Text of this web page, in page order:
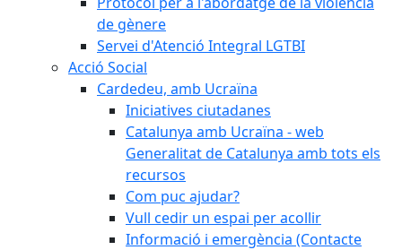
de gènere
Servei d'Atenció Integral LGTBI
Acció Social
Cardedeu, amb Ucraïna
Iniciatives ciutadanes
Catalunya amb Ucraïna - web
Generalitat de Catalunya amb tots els
recursos
Com puc ajudar?
Vull cedir un espai per acollir
Informació i emergència (Contacte